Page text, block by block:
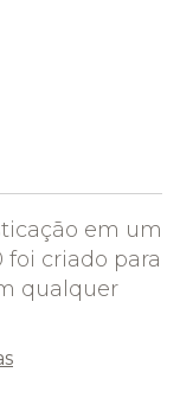
em um
foi criado para
qualquer